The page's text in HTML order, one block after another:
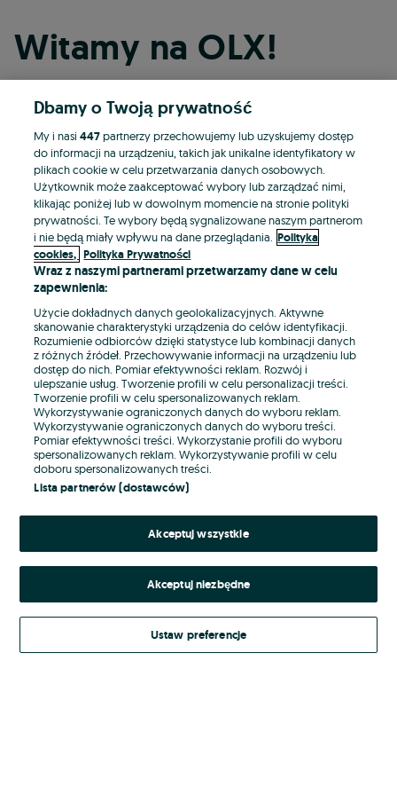
Witamy na OLX!
Kontynuuj przez Facebooka
Kontynuuj przez konto Apple
Kontynuuj przez konto Google
LUB
E-mail
Hasło
Nie pamiętasz hasła?
Zaloguj się
Kontynuując za pośrednictwem jednego z dostawców wskazanych powyżej,
Regulamin serwisuOLX.pl w jego aktualnym brzmieniu.
Dbamy o Twoją prywatność
My i nasi447partnerzy przechowujemy lub uzyskujemy dostęp
do informacji na urządzeniu, takich jak unikalne identyfikatory w
plikach cookie w celu przetwarzania danych osobowych.
Użytkownik może zaakceptować wybory lub zarządzać nimi,
klikając poniżej lub w dowolnym momencie na stronie polityki
prywatności. Te wybory będą sygnalizowane naszym partnerom
i nie będą miały wpływu na dane przeglądania. Polityka
cookies, Polityka Prywatności
Wraz z naszymi partnerami przetwarzamy dane w celu
zapewnienia:
Użycie dokładnych danych geolokalizacyjnych. Aktywne
skanowanie charakterystyki urządzenia do celów identyfikacji.
Rozumienie odbiorców dzięki statystyce lub kombinacji danych
z różnych źródeł. Przechowywanie informacji na urządzeniu lub
dostęp do nich. Pomiar efektywności reklam. Rozwój i
ulepszanie usług. Tworzenie profili w celu personalizacji treści.
Tworzenie profili w celu spersonalizowanych reklam.
Wykorzystywanie ograniczonych danych do wyboru reklam.
Wykorzystywanie ograniczonych danych do wyboru treści.
Pomiar efektywności treści. Wykorzystanie profili do wyboru
spersonalizowanych reklam. Wykorzystywanie profili w celu
doboru spersonalizowanych treści.
Lista partnerów (dostawców)
Akceptuj wszystkie
Akceptuj niezbędne
Ustaw preferencje